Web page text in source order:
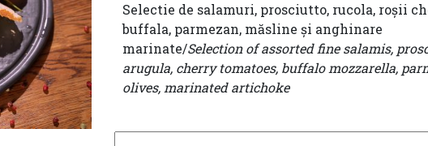
Selectie de salamuri, prosciutto, rucola, roșii
buffala, parmezan, măsline și anghinare
marinate/Selection of assorted fine salamis,
arugula, cherry tomatoes, buffalo mozzarella,
olives, marinated artichoke